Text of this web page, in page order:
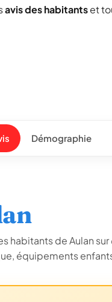
avis des habitantset
Démographie
habitants de Aulan
équipements